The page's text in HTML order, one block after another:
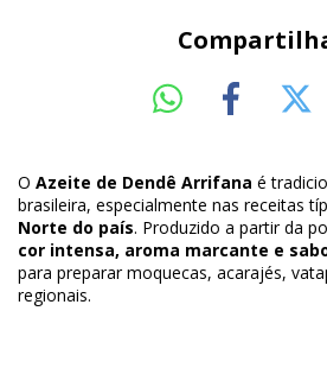
O Azeite de Dendê Arrifana é
brasileira, especialmente nas receitas
Norte do país. Produzido a partir da
cor intensa, aroma marcante e
para preparar moquecas, acarajés,
regionais.